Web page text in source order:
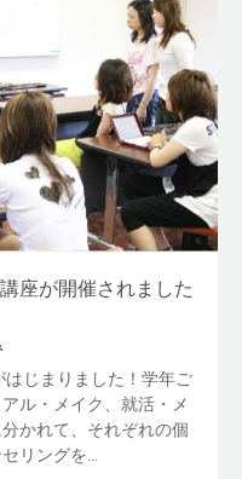
座が開催されました
じまりました！学年ご
ル・メイク、就活・メ
かれて、それぞれの個
リングを...